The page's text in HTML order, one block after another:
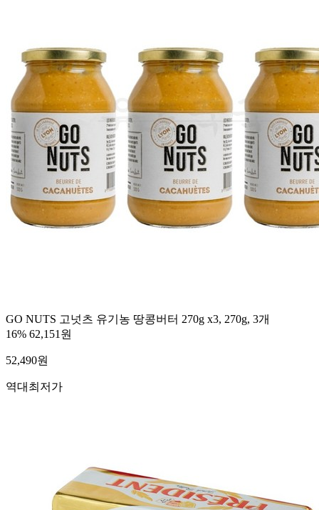
GO NUTS 고넛츠 유기농 땅콩버터 270g x3, 270g, 3개
16% 62,151원
52,490원
역대최저가